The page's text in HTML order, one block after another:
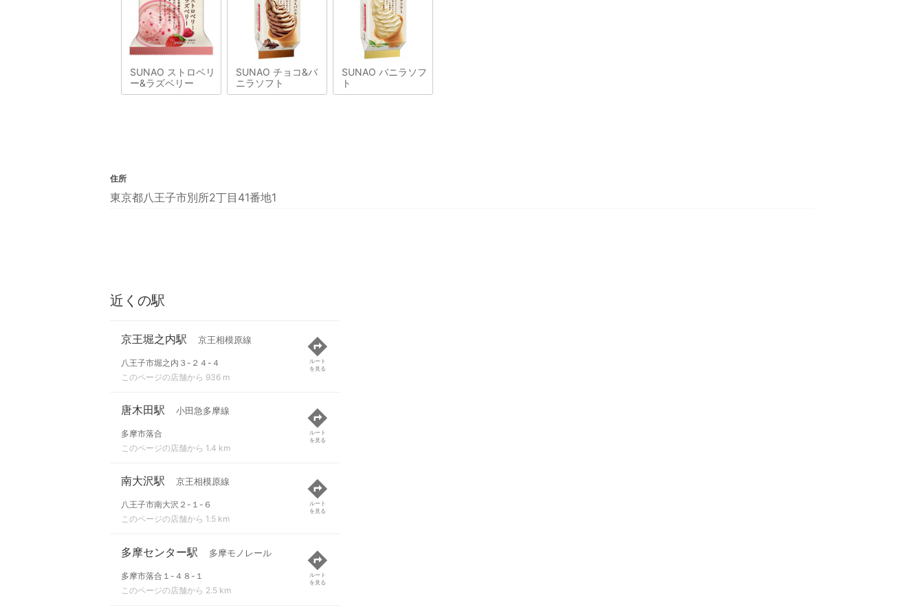
SUNAO ストロベリ
ー&ラズベリー
SUNAO チョコ&バ
ニラソフト
SUNAO バニラソフ
ト
住所
東京都八王子市別所2丁目41番地1
近くの駅
京王堀之内駅 京王相模原線
八王子市堀之内３-２４-４
このページの店舗から 936 m
ルート
を見る
唐木田駅 小田急多摩線
多摩市落合
このページの店舗から 1.4 km
ルート
を見る
南大沢駅 京王相模原線
八王子市南大沢２-１-６
このページの店舗から 1.5 km
ルート
を見る
多摩センター駅 多摩モノレール
多摩市落合１-４８-１
このページの店舗から 2.5 km
ルート
を見る